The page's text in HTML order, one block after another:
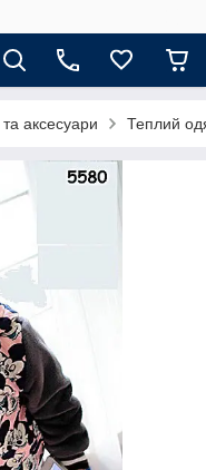
аксесуари Теплий